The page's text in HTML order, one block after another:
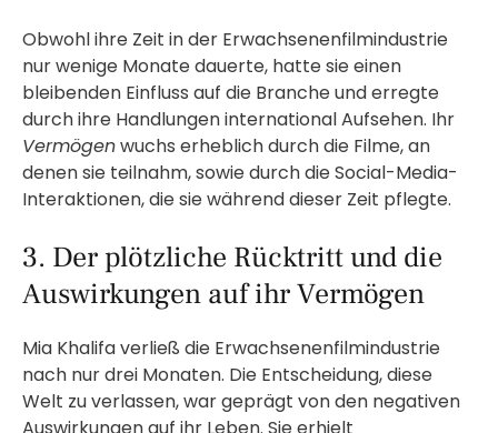
Obwohl ihre Zeit in der Erwachsenenfilmindustrie
nur wenige Monate dauerte, hatte sie einen
bleibenden Einfluss auf die Branche und erregte
durch ihre Handlungen international Aufsehen. Ihr
Vermögenwuchs erheblich durch die Filme, an
denen sie teilnahm, sowie durch die Social-Media-
Interaktionen, die sie während dieser Zeit pflegte.
3. Der plötzliche Rücktritt und die
Auswirkungen auf ihr Vermögen
Mia Khalifa verließ die Erwachsenenfilmindustrie
nach nur drei Monaten. Die Entscheidung, diese
Welt zu verlassen, war geprägt von den negativen
Auswirkungen auf ihr Leben. Sie erhielt